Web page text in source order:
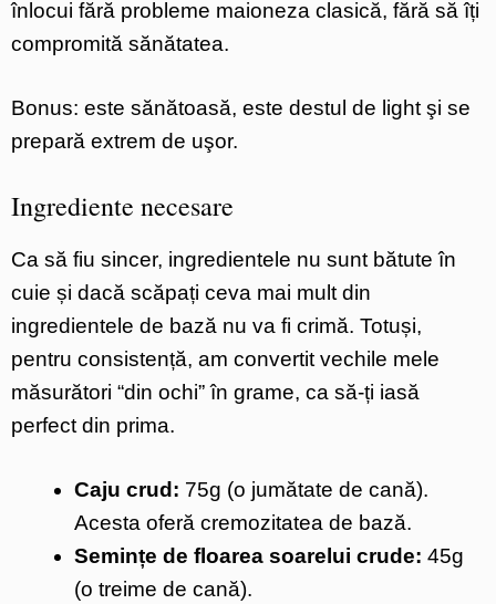
înlocui fără probleme maioneza clasică, fără să îți
compromită sănătatea.
Bonus: este sănătoasă, este destul de light şi se
prepară extrem de uşor.
Ingrediente necesare
Ca să fiu sincer, ingredientele nu sunt bătute în
cuie și dacă scăpați ceva mai mult din
ingredientele de bază nu va fi crimă. Totuși,
pentru consistență, am convertit vechile mele
măsurători “din ochi” în grame, ca să-ți iasă
perfect din prima.
Caju crud: 75g (o jumătate de cană).
Acesta oferă cremozitatea de bază.
Semințe de floarea soarelui crude: 45g
(o treime de cană).